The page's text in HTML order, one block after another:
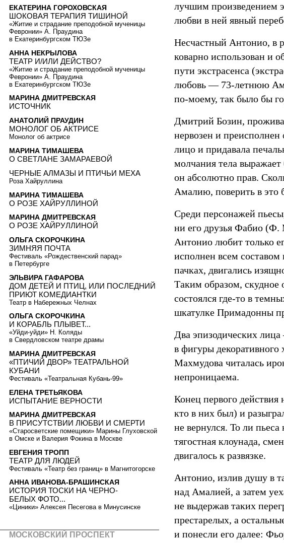
лучшим произведением
любви в ней явный
Несчастный Антонио, в
коварно использован и
пути экстрасенса
любовь — 73-летнюю
по-моему, так было бы
Дмитрий Бозин,
нервозен и преисполнен
лицо и придавала
молчания тела
он абсолютно прав.
Амалию, поверить в это
Среди персонажей
ни его друзья Фабио
Антонио любит только
исполнен всем
пачках, двигались
Таким образом, скудное
состоялся где-то в
шкатулке Примадонны
Два эпизодических
в фигуры декоративного
Махмудова читалась
непроницаема.
Конец первого
кто в них был) и
не вернулся. То ли
тягостная клоунада,
двигалось к развязке.
Антонио, излив душу в
над Амалией, а затем
не выдержав таких
престарелых, а
и понесли его далее:
ЕКАТЕРИНА ГОРОХОВСКАЯ
ШОКОВАЯ ТЕРАПИЯ ТИШИНОЙ
«Житие и страдание преподобной мученицы
Февронии» А. Праудина
в Екатеринбургском ТЮЗе
АННА НЕКРЫЛОВА
ТЕАТР И/ИЛИ ДЕЙСТВО?
«Житие и страдание преподобной мученицы
Февронии» А. Праудина
в Екатеринбургском ТЮЗе
МАРИНА ДМИТРЕВСКАЯ
ИСТОЧНИК
АНАТОЛИЙ ПРАУДИН
МОНОЛОГ ОБ АКТРИСЕ
Монолог об актрисе
МАРИНА ТИМАШЕВА
О СВЕТЛАНЕ ЗАМАРАЕВОЙ
ЧЕРНЫЕ АЛМАЗЫ И ПТИЧЬИ МЕХА
Роза Хайруллина
МАРИНА ТИМАШЕВА
О РОЗЕ ХАЙРУЛЛИНОЙ
МАРИНА ДМИТРЕВСКАЯ
О РОЗЕ ХАЙРУЛЛИНОЙ
ОЛЬГА СКОРОЧКИНА
ЗИМНЯЯ ПОЧТА
Фестиваль «Рождественский парад»
в Петербурге
ЭЛЬВИРА ГАФАРОВА
ДОМ ДЕТЕЙ И ПТИЦ, ИЛИ ПОСЛЕДНИЙ
ПРИЮТ КОМЕДИАНТКИ
Театр в Набережных Челнах
ОЛЬГА СКОРОЧКИНА
И КОРАБЛЬ ПЛЫВЕТ...
«Уйди-уйди» Н. Коляды
в Свердловском театре драмы
МАРИНА ДМИТРЕВСКАЯ
«ПТИЧИЙ ДВОР» ТЕАТРАЛЬНОЙ
КУБАНИ
Фестиваль «Театральная Кубань-99»
ЕЛЕНА ТРЕТЬЯКОВА
ИСПЫТАНИЕ ВЕРНОСТИ
МАРИНА ДМИТРЕВСКАЯ
В ПРИСУТСТВИИ ЛЮБВИ И СМЕРТИ
«Старосветские помещики» Марины Глуховской
в Омске и Валерия Фокина в Москве
ЕВГЕНИЯ ТРОПП
ТЕАТР ДЛЯ ЛЮДЕЙ
Фестиваль «Театр без границ» в Магнитогорске
АННА ИВАНОВА-БРАШИНСКАЯ
ИСТОРИЯ ТОСКИ НА ЧЕРНО-
БЕЛЫХ ФОТО...
«Циники» Алексея Песегова в Минусинске
МОСКОВСКИЙ ПРОСПЕКТ